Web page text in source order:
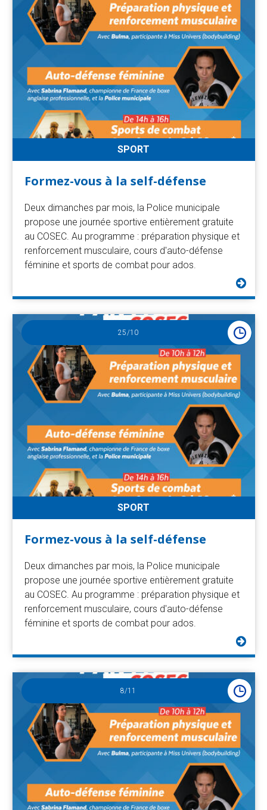
SPORT
Formez-vous à la self-défense
Deux dimanches par mois, la Police municipale
propose une journée sportive entièrement gratuite
au COSEC. Au programme : préparation physique et
renforcement musculaire, cours d'auto-défense
féminine et sports de combat pour ados.
25/10
SPORT
Formez-vous à la self-défense
Deux dimanches par mois, la Police municipale
propose une journée sportive entièrement gratuite
au COSEC. Au programme : préparation physique et
renforcement musculaire, cours d'auto-défense
féminine et sports de combat pour ados.
8/11